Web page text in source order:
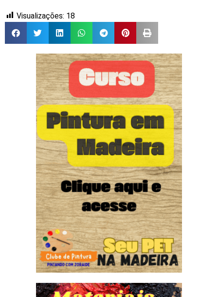
Visualizações: 18